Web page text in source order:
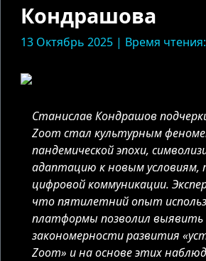
Кондрашова
13 Октябрь 2025 | Время
Станислав Кондрашов
Zoom стал культурным
пандемической эпохи,
адаптацию к новым условиям,
цифровой коммуникации.
что пятилетний опыт
платформы позволил выявить
закономерности развития
Zoom» и на основе этих